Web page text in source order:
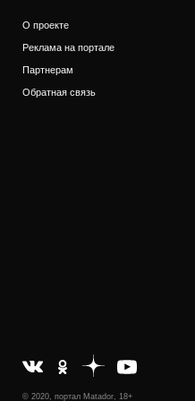
О проекте
Реклама на портале
Партнерам
Обратная связь
© 2020, портал Matador, 18+